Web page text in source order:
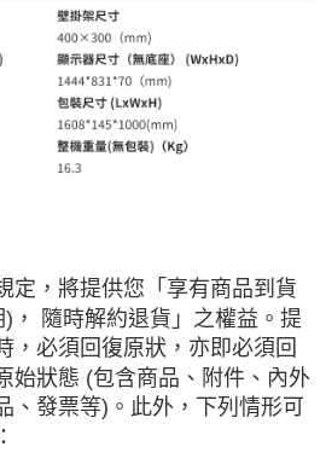
定，將提供您「享有商品到貨
， 隨時解約退貨」之權益。提
，必須回復原狀，亦即必須回
始狀態 (包含商品、附件、內外
、發票等)。此外，下列情形可